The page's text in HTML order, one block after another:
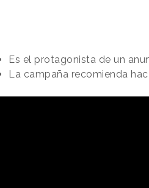
Es el protagonista de un
La campaña recomienda